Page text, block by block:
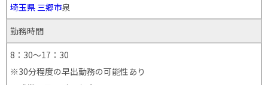
埼玉県 三郷市泉
勤務時間
8：30～17：30
※30分程度の早出勤務の可能性あり